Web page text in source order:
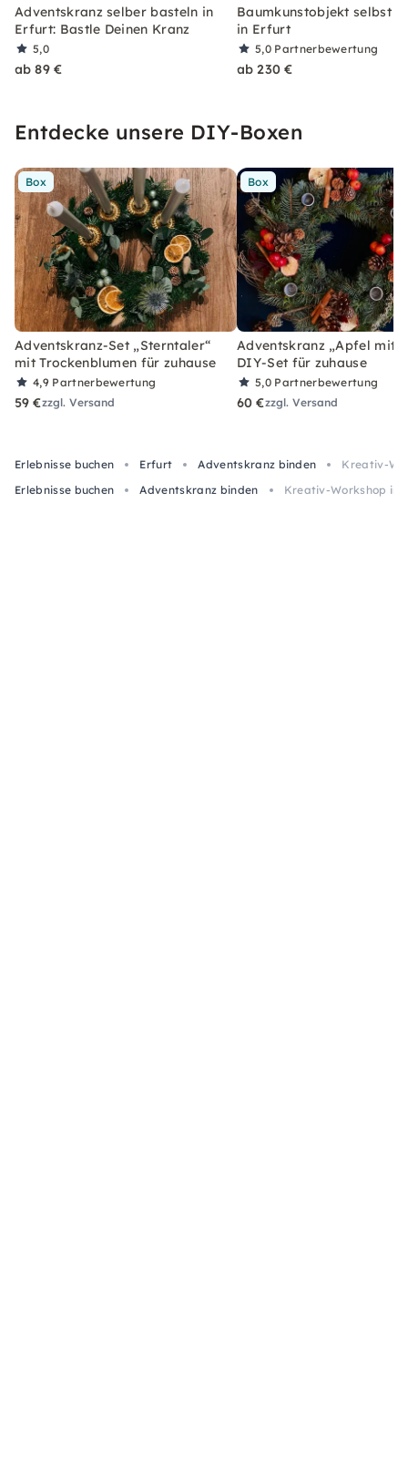
Adventskranz selber basteln in
Erfurt: Bastle Deinen Kranz
5,0
ab 89 €
Baumkunstobjekt selbst
in Erfurt
5,0 Partnerbewertung
ab 230 €
Entdecke unsere DIY-Boxen
Box
Adventskranz-Set „Sterntaler“
mit Trockenblumen für zuhause
4,9 Partnerbewertung
59 €zzgl. Versand
Box
Adventskranz „Apfel mit
DIY-Set für zuhause
5,0 Partnerbewertung
60 €zzgl. Versand
Erlebnisse buchen Erfurt Adventskranz binden
Kreativ-
Erlebnisse buchen
Adventskranz binden Kreativ-Workshop in